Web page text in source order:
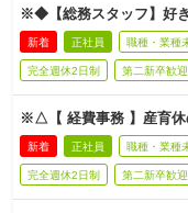
※◆【総務スタッフ】好
新着 正社員 職種・業種
完全週休2日制 第二新卒歓迎
※△【 経費事務 】産育休
新着 正社員 職種・業種
完全週休2日制 第二新卒歓迎